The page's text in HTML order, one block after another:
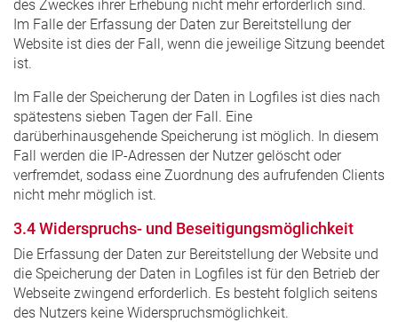
des Zweckes ihrer Erhebung nicht mehr erforderlich sind.
Im Falle der Erfassung der Daten zur Bereitstellung der
Website ist dies der Fall, wenn die jeweilige Sitzung beendet
ist.
Im Falle der Speicherung der Daten in Logfiles ist dies nach
spätestens sieben Tagen der Fall. Eine
darüberhinausgehende Speicherung ist möglich. In diesem
Fall werden die IP-Adressen der Nutzer gelöscht oder
verfremdet, sodass eine Zuordnung des aufrufenden Clients
nicht mehr möglich ist.
3.4 Widerspruchs- und Beseitigungsmöglichkeit
Die Erfassung der Daten zur Bereitstellung der Website und
die Speicherung der Daten in Logfiles ist für den Betrieb der
Webseite zwingend erforderlich. Es besteht folglich seitens
des Nutzers keine Widerspruchsmöglichkeit.